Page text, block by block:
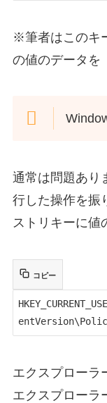
※筆者はこのキ
の値のデータを
通常は問題あり
行した操作を振
ストリキーに値
コピー
エクスプローラ
エクスプローラ